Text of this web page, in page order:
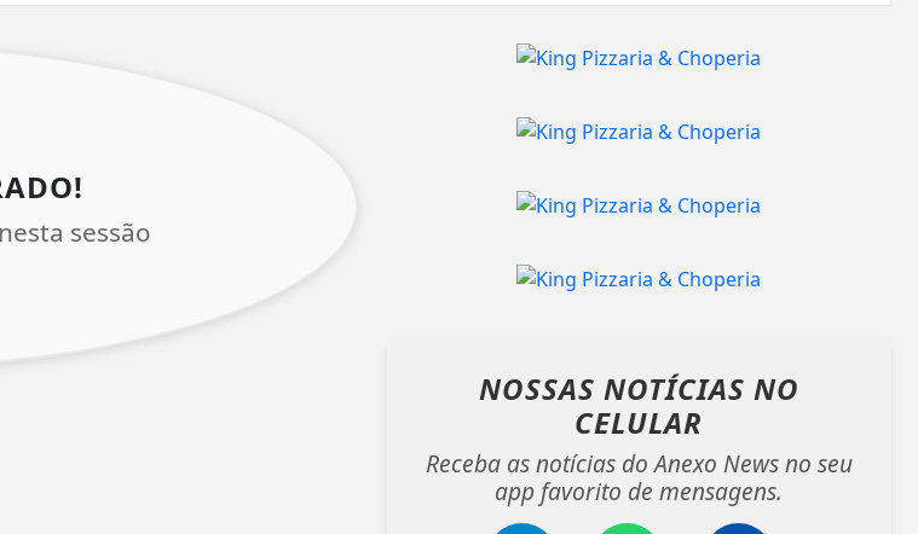
sessão
NOSSAS NOTÍCIAS NO
CELULAR
Receba as notícias do Anexo News no seu
app favorito de mensagens.